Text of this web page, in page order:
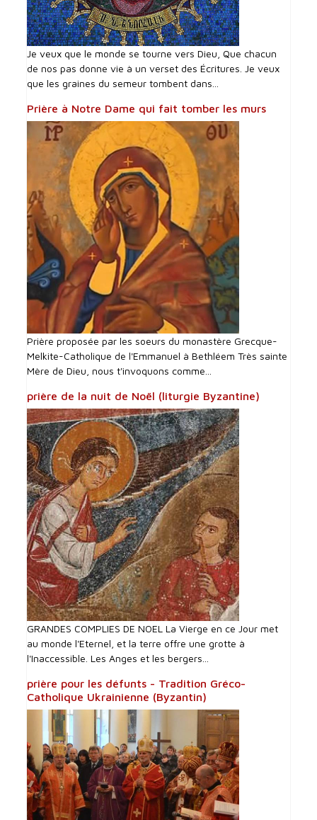
Je veux que le monde se tourne vers Dieu, Que chacun
de nos pas donne vie à un verset des Écritures. Je veux
que les graines du semeur tombent dans...
Prière à Notre Dame qui fait tomber les murs
Prière proposée par les soeurs du monastère Grecque-
Melkite-Catholique de l'Emmanuel à Bethléem Très sainte
Mère de Dieu, nous t'invoquons comme...
prière de la nuit de Noël (liturgie Byzantine)
GRANDES COMPLIES DE NOEL La Vierge en ce Jour met
au monde l'Eternel, et la terre offre une grotte à
l'Inaccessible. Les Anges et les bergers...
prière pour les défunts - Tradition Gréco-
Catholique Ukrainienne (Byzantin)